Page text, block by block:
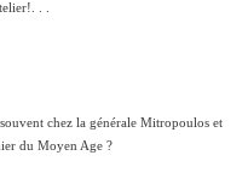
. .
chez la générale Mitropoulos et
du Moyen Age ?